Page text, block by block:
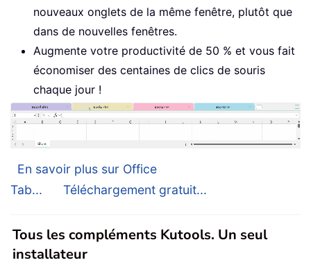
nouveaux onglets de la même fenêtre, plutôt que
dans de nouvelles fenêtres.
Augmente votre productivité de 50 % et vous fait
économiser des centaines de clics de souris
chaque jour !
En savoir plus sur Office
Tab...
Téléchargement gratuit...
Tous les compléments Kutools. Un seul
installateur